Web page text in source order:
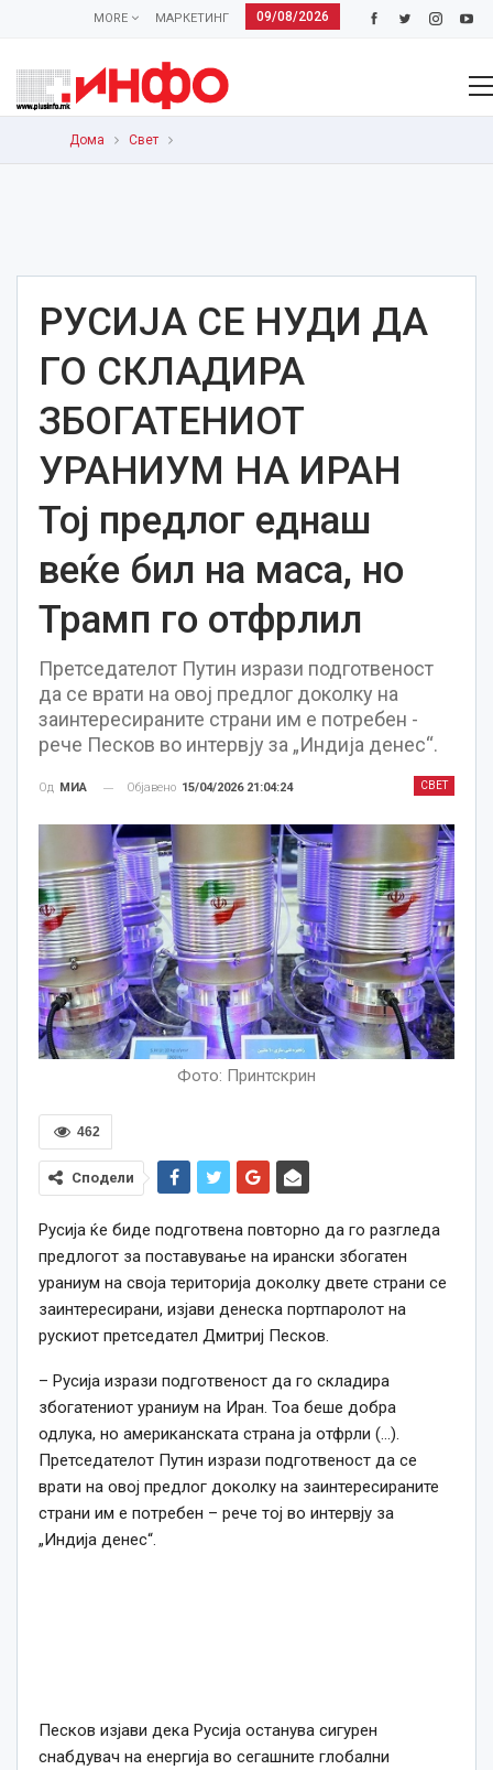
09/08/2026
МАРКЕТИНГ
MORE
Дома Свет
РУСИЈА СЕ НУДИ ДА
ГО СКЛАДИРА
ЗБОГАТЕНИОТ
УРАНИУМ НА ИРАН
Тој предлог еднаш
веќе бил на маса, но
Трамп го отфрлил
Претседателот Путин изрази подготвеност
да се врати на овој предлог доколку на
заинтересираните страни им е потребен -
рече Песков во интервју за „Индија денес“.
СВЕТ
Од МИА Објавено 15/04/2026 21:04:24
Фото: Принтскрин
462
Сподели
Русија ќе биде подготвена повторно да го разгледа
предлогот за поставување на ирански збогатен
ураниум на своја територија доколку двете страни се
заинтересирани, изјави денеска портпаролот на
рускиот претседател Дмитриј Песков.
– Русија изрази подготвеност да го складира
збогатениот ураниум на Иран. Тоа беше добра
одлука, но американската страна ја отфрли (…).
Претседателот Путин изрази подготвеност да се
врати на овој предлог доколку на заинтересираните
страни им е потребен – рече тој во интервју за
„Индија денес“.
Песков изјави дека Русија останува сигурен
снабдувач на енергија во сегашните глобални